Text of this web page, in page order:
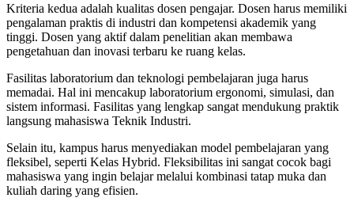
Kriteria kedua adalah kualitas dosen pengajar. Dosen harus memiliki
pengalaman praktis di industri dan kompetensi akademik yang
tinggi. Dosen yang aktif dalam penelitian akan membawa
pengetahuan dan inovasi terbaru ke ruang kelas.
Fasilitas laboratorium dan teknologi pembelajaran juga harus
memadai. Hal ini mencakup laboratorium ergonomi, simulasi, dan
sistem informasi. Fasilitas yang lengkap sangat mendukung praktik
langsung mahasiswa Teknik Industri.
Selain itu, kampus harus menyediakan model pembelajaran yang
fleksibel, seperti Kelas Hybrid. Fleksibilitas ini sangat cocok bagi
mahasiswa yang ingin belajar melalui kombinasi tatap muka dan
kuliah daring yang efisien.